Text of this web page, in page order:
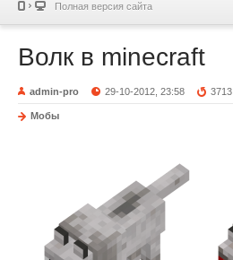
Полная версия сайта
Волк в minecraft
admin-pro 29-10-2012, 23:58 3713
Мобы